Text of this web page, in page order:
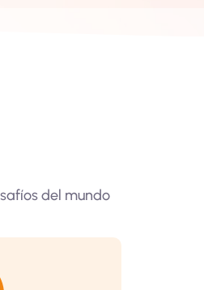
del mundo